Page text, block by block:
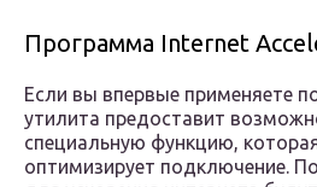
Программа Internet
Если вы впервые применяете
утилита предоставит
специальную функцию,
оптимизирует подключение.